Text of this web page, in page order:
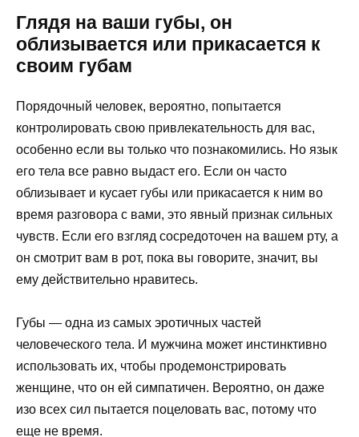
Глядя на ваши губы, он
облизывается или прикасается к
своим губам
Порядочный человек, вероятно, попытается
контролировать свою привлекательность для вас,
особенно если вы только что познакомились. Но язык
его тела все равно выдаст его. Если он часто
облизывает и кусает губы или прикасается к ним во
время разговора с вами, это явный признак сильных
чувств. Если его взгляд сосредоточен на вашем рту, а
он смотрит вам в рот, пока вы говорите, значит, вы
ему действительно нравитесь.
Губы — одна из самых эротичных частей
человеческого тела. И мужчина может инстинктивно
использовать их, чтобы продемонстрировать
женщине, что он ей симпатичен. Вероятно, он даже
изо всех сил пытается поцеловать вас, потому что
еще не время.